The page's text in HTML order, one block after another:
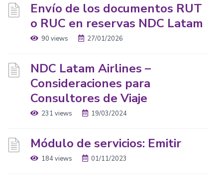
Envío de los documentos RUT
o RUC en reservas NDC Latam
90 views 27/01/2026
NDC Latam Airlines –
Consideraciones para
Consultores de Viaje
231 views 19/03/2024
Módulo de servicios: Emitir
184 views 01/11/2023